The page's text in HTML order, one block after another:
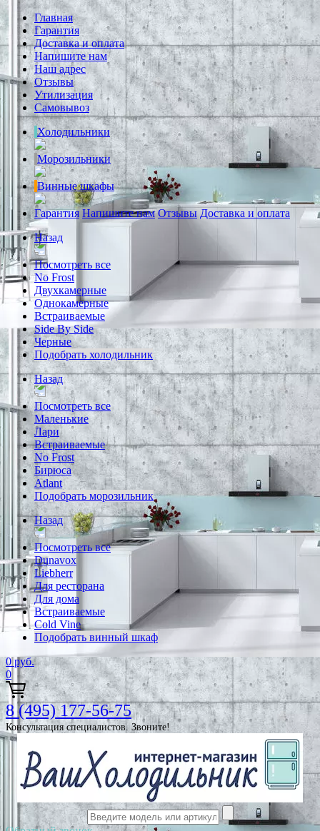
Главная
Гарантия
Доставка и оплата
Напишите нам
Наш адрес
Отзывы
Утилизация
Самовывоз
Холодильники
Морозильники
Винные шкафы
Гарантия Напишите нам Отзывы Доставка и оплата
Назад
Посмотреть все
No Frost
Двухкамерные
Однокамерные
Встраиваемые
Side By Side
Черные
Подобрать холодильник
Назад
Посмотреть все
Маленькие
Лари
Встраиваемые
No Frost
Бирюса
Atlant
Подобрать морозильник
Назад
Посмотреть все
Dunavox
Liebherr
Для ресторана
Для дома
Встраиваемые
Cold Vine
Подобрать винный шкаф
0 руб.
0
8 (495) 177-56-75
Консультация специалистов. Звоните!